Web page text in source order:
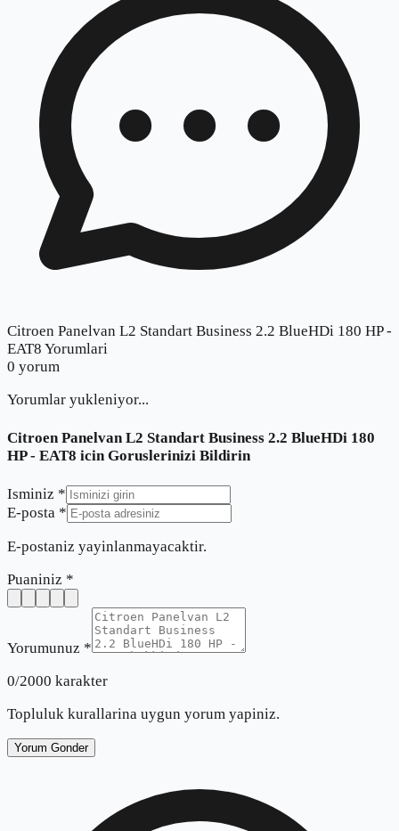
Citroen Panelvan L2 Standart Business 2.2 BlueHDi 180 HP -
EAT8 Yorumlari
0 yorum
Yorumlar yukleniyor...
Citroen Panelvan L2 Standart Business 2.2 BlueHDi 180
HP - EAT8 icin Goruslerinizi Bildirin
Isminiz *
E-posta *
E-postaniz yayinlanmayacaktir.
Puaniniz *
Yorumunuz *
0/2000 karakter
Topluluk kurallarina uygun yorum yapiniz.
Yorum Gonder